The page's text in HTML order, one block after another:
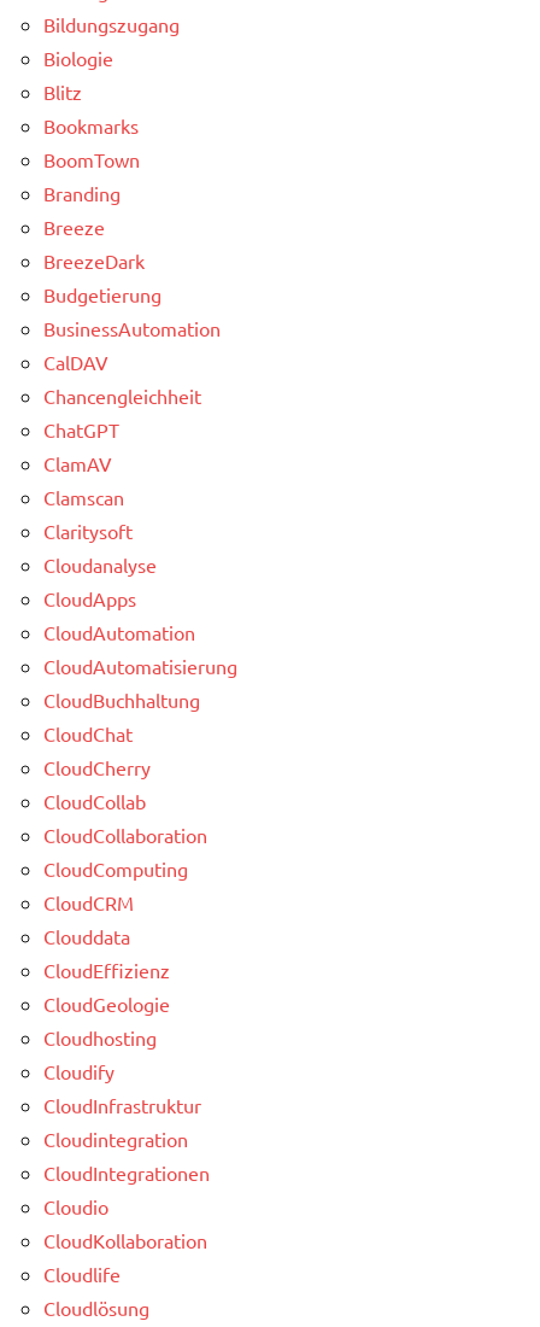
Bildungszugang
Biologie
Blitz
Bookmarks
BoomTown
Branding
Breeze
BreezeDark
Budgetierung
BusinessAutomation
CalDAV
Chancengleichheit
ChatGPT
ClamAV
Clamscan
Claritysoft
Cloudanalyse
CloudApps
CloudAutomation
CloudAutomatisierung
CloudBuchhaltung
CloudChat
CloudCherry
CloudCollab
CloudCollaboration
CloudComputing
CloudCRM
Clouddata
CloudEffizienz
CloudGeologie
Cloudhosting
Cloudify
CloudInfrastruktur
Cloudintegration
CloudIntegrationen
Cloudio
CloudKollaboration
Cloudlife
Cloudlösung